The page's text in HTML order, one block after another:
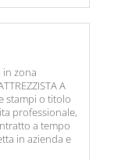
in zona
A
stampi o titolo
professionale,
a tempo
in azienda e